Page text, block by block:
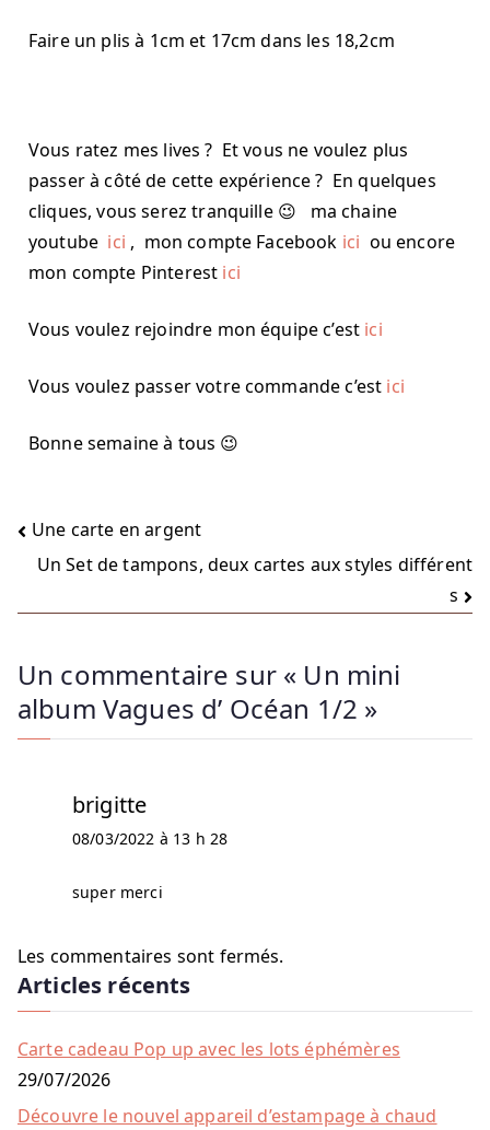
Faire un plis à 1cm et 17cm dans les 18,2cm
Vous ratez mes lives ? Et vous ne voulez plus
passer à côté de cette expérience ? En quelques
cliques, vous serez tranquille 😉 ma chaine
youtube ici , mon compte Facebook ici ou encore
mon compte Pinterest ici
Vous voulez rejoindre mon équipe c’est ici
Vous voulez passer votre commande c’est ici
Bonne semaine à tous 😉
Une carte en argent
Un Set de tampons, deux cartes aux styles différent
s
Un commentaire sur « Un mini
album Vagues d’ Océan 1/2 »
brigitte
08/03/2022 à 13 h 28
super merci
Les commentaires sont fermés.
Articles récents
Carte cadeau Pop up avec les lots éphémères
29/07/2026
Découvre le nouvel appareil d’estampage à chaud